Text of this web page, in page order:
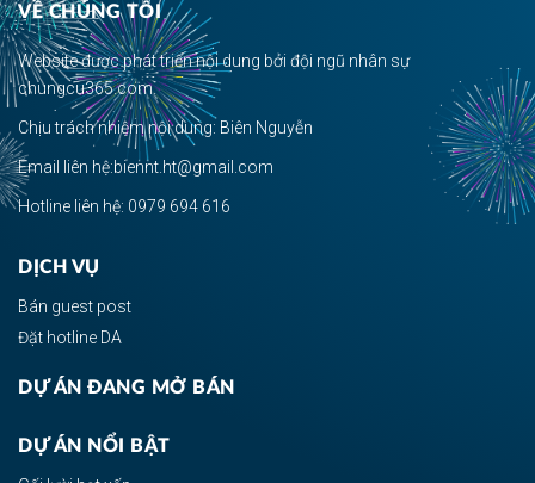
VỀ CHÚNG TÔI
Website được phát triển nội dung bởi đội ngũ nhân sự
chungcu365.com.
Chịu trách nhiệm nội dung: Biên Nguyễn
Email liên hệ:biennt.ht@gmail.com
Hotline liên hệ: 0979 694 616
DỊCH VỤ
Bán guest post
Đặt hotline DA
DỰ ÁN ĐANG MỞ BÁN
DỰ ÁN NỔI BẬT